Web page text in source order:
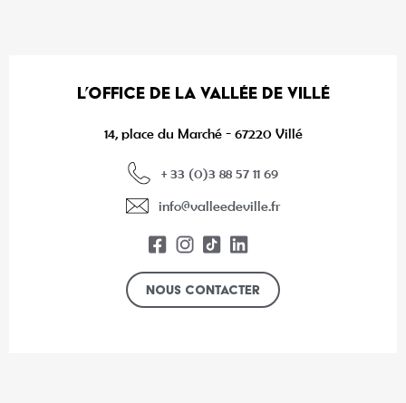
L’OFFICE DE LA VALLÉE DE VILLÉ
14, place du Marché - 67220 Villé
+ 33 (0)3 88 57 11 69
info@valleedeville.fr
Nous contacter